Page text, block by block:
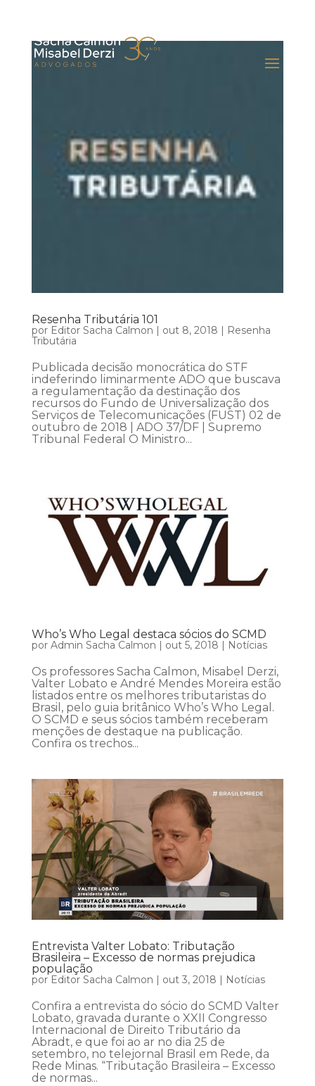
Resenha Tributária 101
por Editor Sacha Calmon out 8, 2018
Resenha
Tributária
Publicada decisão monocrática do STF
indeferindo liminarmente ADO que buscava
a regulamentação da destinação dos
recursos do Fundo de Universalização dos
Serviços de Telecomunicações (FUST) 02 de
outubro de 2018 | ADO 37/DF | Supremo
Tribunal Federal O Ministro...
Who’s Who Legal destaca sócios do SCMD
por Admin Sacha Calmon | out 5, 2018 | Notícias
Os professores Sacha Calmon, Misabel Derzi,
Valter Lobato e André Mendes Moreira estão
listados entre os melhores tributaristas do
Brasil, pelo guia britânico Who’s Who Legal.
O SCMD e seus sócios também receberam
menções de destaque na publicação.
Confira os trechos...
Entrevista Valter Lobato: Tributação
Brasileira – Excesso de normas prejudica
população
por Editor Sacha Calmon | out 3, 2018 | Notícias
Confira a entrevista do sócio do SCMD Valter
Lobato, gravada durante o XXII Congresso
Internacional de Direito Tributário da
Abradt, e que foi ao ar no dia 25 de
setembro, no telejornal Brasil em Rede, da
Rede Minas. “Tributação Brasileira – Excesso
de normas...